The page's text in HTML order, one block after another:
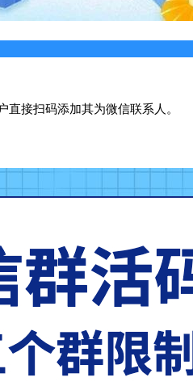
接扫码添加其为微信联系人。